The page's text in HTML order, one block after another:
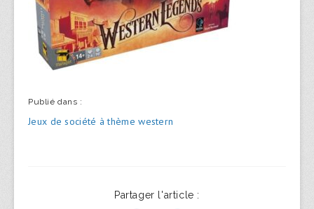
Publié dans :
Navigation
Jeux de société à thème western
Partager l'article :